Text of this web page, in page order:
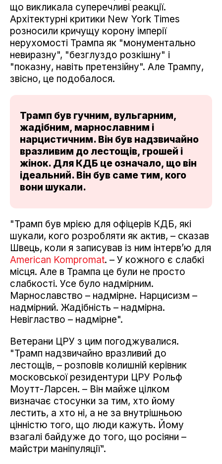
що викликала суперечливі реакції.
Архітектурні критики New York Times
розносили кричущу корону імперії
нерухомості Трампа як "монументально
невиразну", "безглуздо розкішну" і
"показну, навіть претензійну". Але Трампу,
звісно, це подобалося.
Трамп був гучним, вульгарним,
жадібним, марнославним і
нарцистичним. Він був надзвичайно
вразливим до лестощів, грошей і
жінок. Для КДБ це означало, що він
ідеальний. Він був саме тим, кого
вони шукали.
"Трамп був мрією для офіцерів КДБ, які
шукали, кого розробляти як актив, – сказав
Швець, коли я записував із ним інтерв’ю для
American Kompromat. – У кожного є слабкі
місця. Але в Трампа це були не просто
слабкості. Усе було надмірним.
Марнославство – надмірне. Нарцисизм –
надмірний. Жадібність – надмірна.
Невігластво – надмірне".
Ветерани ЦРУ з цим погоджувалися.
"Трамп надзвичайно вразливий до
лестощів, – розповів колишній керівник
московської резидентури ЦРУ Рольф
Моутт-Ларсен. – Він майже цілком
визначає стосунки за тим, хто йому
лестить, а хто ні, а не за внутрішньою
цінністю того, що люди кажуть. Йому
взагалі байдуже до того, що росіяни –
майстри маніпуляції".